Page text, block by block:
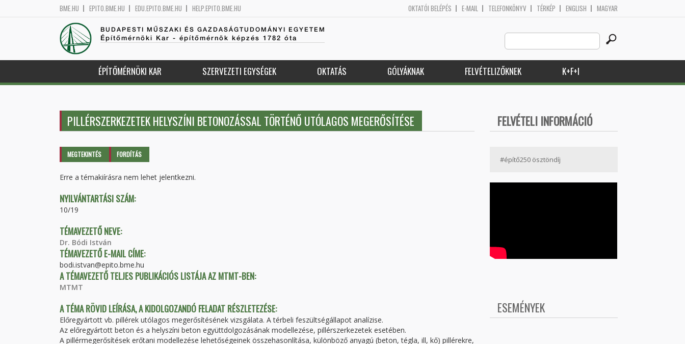
BME.HU EPITO.BME.HU EDU.EPITO.BME.HU HELP.EPITO.BME.HU OKTATÓI BELÉPÉS E-MAIL TELEFONKÖNYV TÉRKÉP ENGLISH MAGYAR
BUDAPESTI MŰSZAKI ÉS GAZDASÁGTUDOMÁNYI EGYETEM
Építőmérnöki Kar - építőmérnök képzés 1782 óta
Search
this
site
ÉPÍTŐMÉRNÖKI KAR SZERVEZETI EGYSÉGEK OKTATÁS GÓLYÁKNAK FELVÉTELIZŐKNEK K+F+I
PILLÉRSZERKEZETEK HELYSZÍNI BETONOZÁSSAL TÖRTÉNŐ UTÓLAGOS MEGERŐSÍTÉSE
Elsődleges fülek
MEGTEKINTÉS (AKTÍVFORDÍTÁS
Erre a témakiírásra nem lehet jelentkezni.
NYILVÁNTARTÁSI SZÁM:
10/19
TÉMAVEZETŐ NEVE:
Dr. Bódi István
TÉMAVEZETŐ E-MAIL CÍME:
bodi.istvan@epito.bme.hu
A TÉMAVEZETŐ TELJES PUBLIKÁCIÓS LISTÁJA AZ MTMT-BEN:
MTMT
A TÉMA RÖVID LEÍRÁSA, A KIDOLGOZANDÓ FELADAT RÉSZLETEZÉSE:
Előregyártott vb. pillérek utólagos megerősítésének vizsgálata. A térbeli feszültségállapot analízise.
Az előregyártott beton és a helyszíni beton együttdolgozásának modellezése, pillérszerkezetek esetében.
A pillérmegerősítések erőtani modellezése lehetőségeinek összehasonlítása, különböző anyagú (beton, tégla, ill, kő) pillérekre,
FELVÉTELI INFORMÁCIÓ
#építő250 ösztöndíj
ESEMÉNYEK